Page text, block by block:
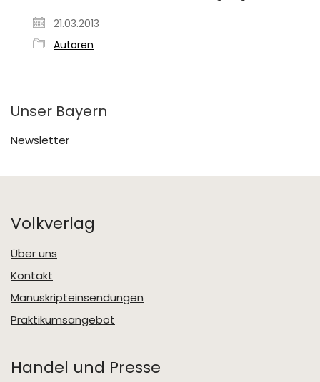
21.03.2013
Autoren
Unser Bayern
Newsletter
Volkverlag
Über uns
Kontakt
Manuskripteinsendungen
Praktikumsangebot
Handel und Presse